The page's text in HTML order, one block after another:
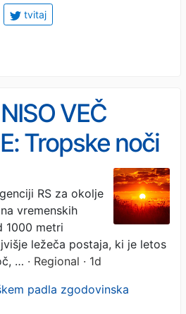
tvitaj
VEČ
Tropske noči
metri
RS za okolje
vremenskih
1000 metri
ležeča postaja, ki je letos
… · Regional · 1d
padla zgodovinska